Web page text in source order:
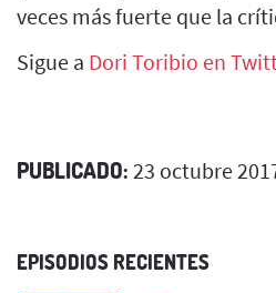
veces más fuerte que la
Sigue a Dori Toribio en
PUBLICADO: 23 octubre
EPISODIOS RECIENTES